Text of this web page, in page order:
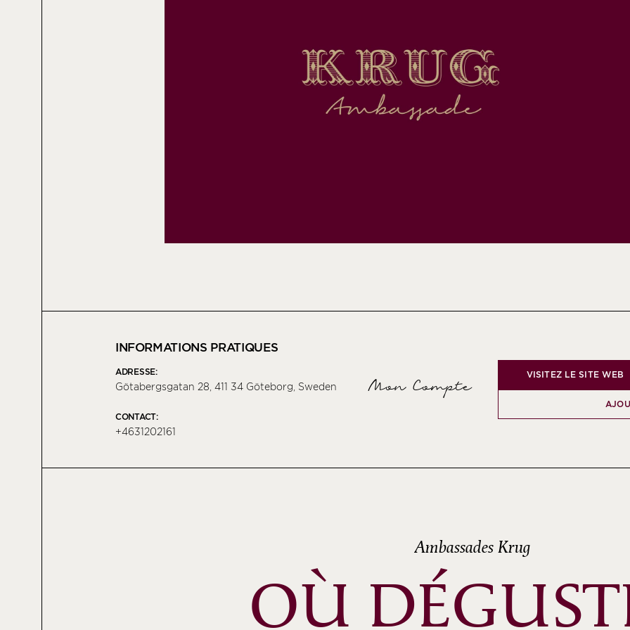
INFORMATIONS PRATIQUES
ADRESSE:
Götabergsgatan 28, 411 34 Göteborg, Sweden
CONTACT:
+4631202161
Mon Compte
VISITEZ LE SITE WEB
Ambassades Krug
OÙ